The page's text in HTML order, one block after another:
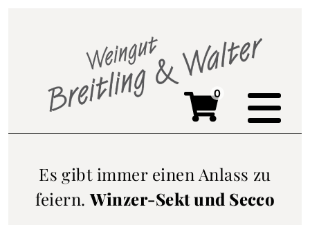
0
Es gibt immer einen Anlass zu
feiern. Winzer-Sekt und Secco